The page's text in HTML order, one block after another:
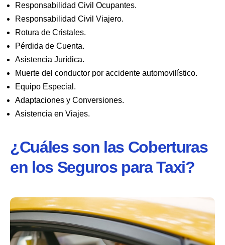
Responsabilidad Civil Ocupantes.
Responsabilidad Civil Viajero.
Rotura de Cristales.
Pérdida de Cuenta.
Asistencia Jurídica.
Muerte del conductor por accidente automovilístico.
Equipo Especial.
Adaptaciones y Conversiones.
Asistencia en Viajes.
¿Cuáles son las Coberturas
en los Seguros para Taxi?